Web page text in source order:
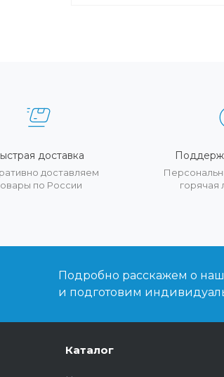
доставка
доставляем
по России
горячая
Подробно расскажем о
и подготовим
Каталог